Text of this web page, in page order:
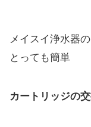
メイスイ浄水器
とっても簡単
カートリッジの